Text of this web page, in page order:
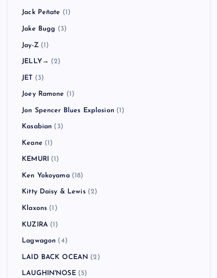
Jack Peñate (1)
Jake Bugg (3)
Jay-Z(1)
JELLY→ (2)
JET (3)
Joey Ramone (1)
Jon Spencer Blues Explosion (1)
Kasabian (3)
Keane (1)
KEMURI (1)
Ken Yokoyama(18)
Kitty Daisy & Lewis(2)
Klaxons (1)
KUZIRA(1)
Lagwagon (4)
LAID BACK OCEAN (2)
LAUGHIN'NOSE(5)